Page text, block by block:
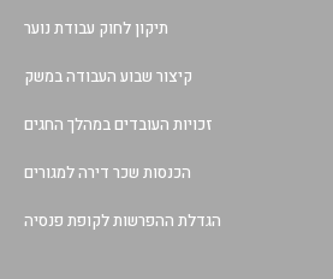
תיקון לחוק עבודת נוער
קיצור שבוע העבודה במשק
זכויות העובדים במהלך החגים
הכנסות שכר דירה למגורים
הגדלת ההפרשות לקופת פנסיה